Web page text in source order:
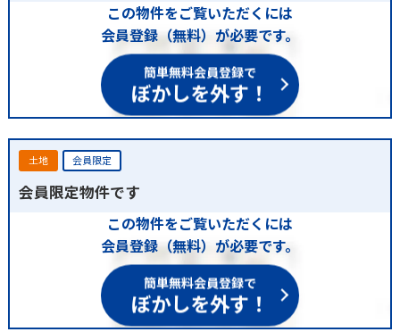
この物件をご覧いただくには
会員登録（無料）が必要です。
簡単無料会員登録で
ぼかしを外す！
土地 会員限定
会員限定物件です
この物件をご覧いただくには
会員登録（無料）が必要です。
簡単無料会員登録で
ぼかしを外す！